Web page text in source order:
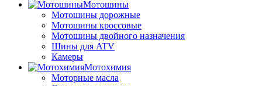
Мотошины
Мотошины дорожные
Мотошины кроссовые
Мотошины двойного назначения
Шины для ATV
Камеры
Мотохимия
Моторные масла